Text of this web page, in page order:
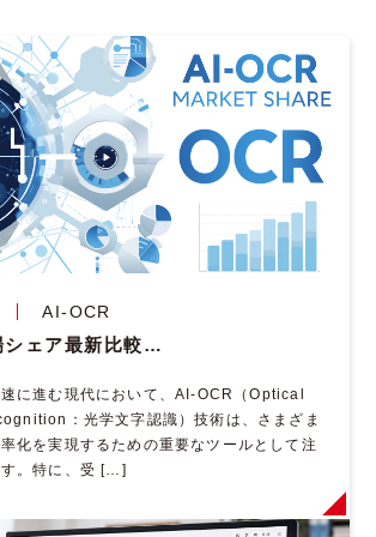
AI-OCR
AI-OCR市場シェア最新比較｜導入企業が選ぶ人気製品と成功のポイント
に進む現代において、AI-OCR（Optical
：光学文字認識）技術は、さまざま
化を実現するための重要なツールとして注
す。特に、受 […]